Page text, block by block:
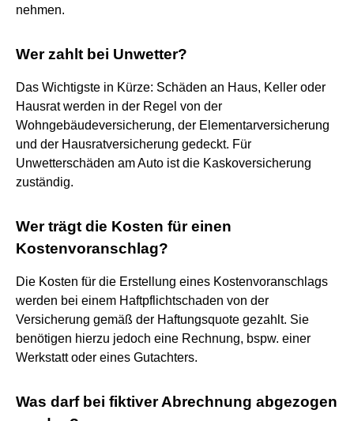
nehmen.
Wer zahlt bei Unwetter?
Das Wichtigste in Kürze: Schäden an Haus, Keller oder
Hausrat werden in der Regel von der
Wohngebäudeversicherung, der Elementarversicherung
und der Hausratversicherung gedeckt. Für
Unwetterschäden am Auto ist die Kaskoversicherung
zuständig.
Wer trägt die Kosten für einen
Kostenvoranschlag?
Die Kosten für die Erstellung eines Kostenvoranschlags
werden bei einem Haftpflichtschaden von der
Versicherung gemäß der Haftungsquote gezahlt. Sie
benötigen hierzu jedoch eine Rechnung, bspw. einer
Werkstatt oder eines Gutachters.
Was darf bei fiktiver Abrechnung abgezogen